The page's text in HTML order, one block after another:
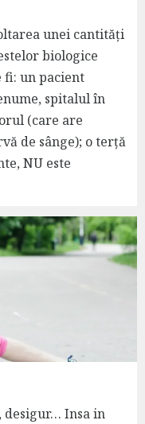
unei cantități
biologice
fi: un pacient
spitalul în
(care are
de sânge); o terță
NU este
desigur… Insa in